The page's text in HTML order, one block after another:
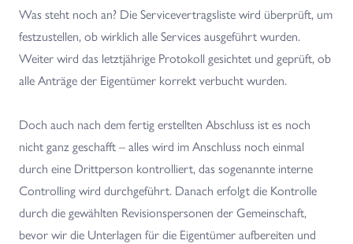
Was steht noch an? Die Servicevertragsliste wird überprüft, um
festzustellen, ob wirklich alle Services ausgeführt wurden.
Weiter wird das letztjährige Protokoll gesichtet und geprüft, ob
alle Anträge der Eigentümer korrekt verbucht wurden.
Doch auch nach dem fertig erstellten Abschluss ist es noch
nicht ganz geschafft – alles wird im Anschluss noch einmal
durch eine Drittperson kontrolliert, das sogenannte interne
Controlling wird durchgeführt. Danach erfolgt die Kontrolle
durch die gewählten Revisionspersonen der Gemeinschaft,
bevor wir die Unterlagen für die Eigentümer aufbereiten und